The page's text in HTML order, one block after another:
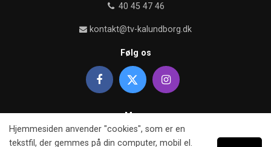
40 45 47 46
kontakt@tv-kalundborg.dk
Følg os
Mere
Om TV kalundborg
Hjemmesiden anvender "cookies", som er en
tekstfil, der gemmes på din computer, mobil el.